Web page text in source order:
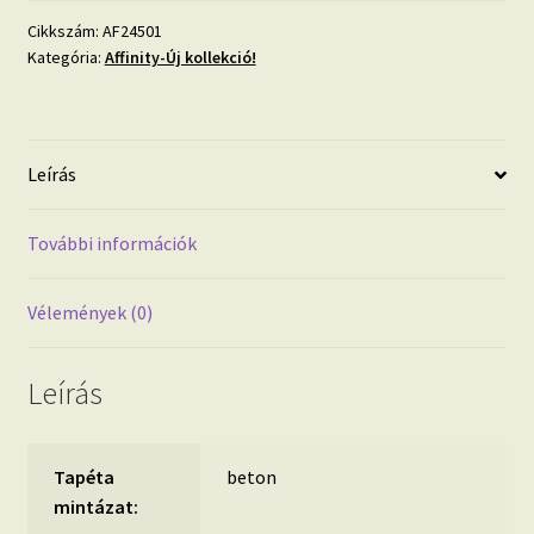
vlies
tapéta
Cikkszám: AF24501
Kategória: Affinity-Új kollekció!
Leírás
További információk
Vélemények (0)
Leírás
Tapéta
mintázat:
beton